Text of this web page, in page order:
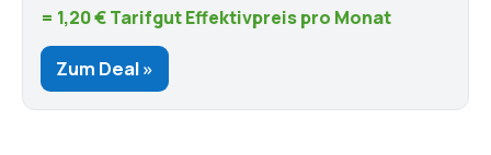
= 1,20 € Tarifgut Effektivpreis pro Monat
Zum Deal »